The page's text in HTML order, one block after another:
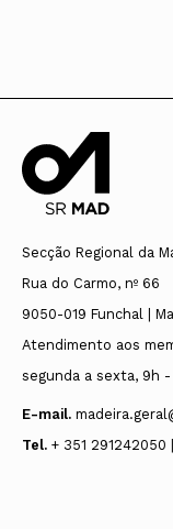
Secção Regional da
Rua do Carmo, nº 66
9050-019 Funchal |
Atendimento aos
segunda a sexta, 9h -
E-mail.
Tel. + 351 291242050